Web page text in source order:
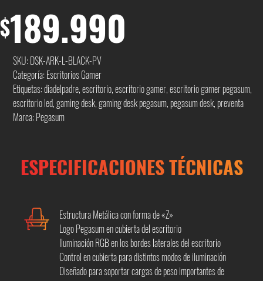
$189.990
SKU:DSK-ARK-L-BLACK-PV
Categoría:Escritorios Gamer
Etiquetas:diadelpadre,escritorio,escritorio gamer,escritorio gamer pegasum,
escritorio led,gaming desk,gaming desk pegasum, pegasum desk, preventa
Marca:Pegasum
ESPECIFICACIONES TÉCNICAS
Estructura Metálica con forma de «Z»
Logo Pegasum en cubierta del escritorio
Iluminación RGB en los bordes laterales del escritorio
Control en cubierta para distintos modos de iluminación
Diseñado para soportar cargas de peso importantes de